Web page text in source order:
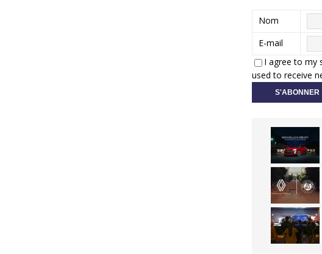
Nom
E-mail
I agree to my
used to receive